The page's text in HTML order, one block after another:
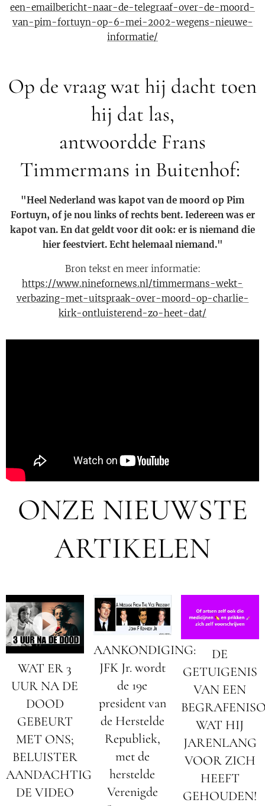
een-emailbericht-naar-de-telegraaf-over-de-moord-
van-pim-fortuyn-op-6-mei-2002-wegens-nieuwe-
informatie/
Op de vraag wat hij dacht toen
hij dat las,
antwoordde Frans
Timmermans in Buitenhof:
"Heel Nederland was kapot van de moord op Pim
Fortuyn, of je nou links of rechts bent. Iedereen was er
kapot van. En dat geldt voor dit ook: er is niemand die
hier feestviert. Echt helemaal niemand."
Bron tekst en meer informatie:
https://www.ninefornews.nl/timmermans-wekt-
verbazing-met-uitspraak-over-moord-op-charlie-
kirk-ontluisterend-zo-heet-dat/
ONZE NIEUWSTE
ARTIKELEN
WAT ER 3
UUR NA DE
DOOD
GEBEURT
MET ONS;
BELUISTER
AANDACHTIG
DE VIDEO
AANKONDIGING:
JFK Jr. wordt
de 19e
president van
de Herstelde
Republiek,
met de
herstelde
Verenigde
DE
GETUIGENIS
VAN EEN
WAT HIJ
JARENLANG
VOOR ZICH
HEEFT
GEHOUDEN!